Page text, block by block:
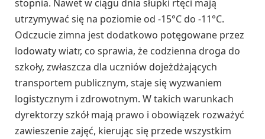
stopnia. Nawet w ciągu dnia słupki rtęci mają
utrzymywać się na poziomie od -15°C do -11°C.
Odczucie zimna jest dodatkowo potęgowane przez
lodowaty wiatr, co sprawia, że codzienna droga do
szkoły, zwłaszcza dla uczniów dojeżdżających
transportem publicznym, staje się wyzwaniem
logistycznym i zdrowotnym. W takich warunkach
dyrektorzy szkół mają prawo i obowiązek rozważyć
zawieszenie zajęć, kierując się przede wszystkim